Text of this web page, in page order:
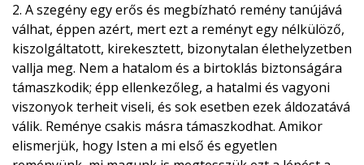
2. A szegény egy erős és megbízható remény tanújává
válhat, éppen azért, mert ezt a reményt egy nélkülöző,
kiszolgáltatott, kirekesztett, bizonytalan élethelyzetben
vallja meg. Nem a hatalom és a birtoklás biztonságára
támaszkodik; épp ellenkezőleg, a hatalmi és vagyoni
viszonyok terheit viseli, és sok esetben ezek áldozatává
válik. Reménye csakis másra támaszkodhat. Amikor
elismerjük, hogy Isten a mi első és egyetlen